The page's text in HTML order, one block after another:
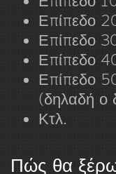
Επίπεδο
Επίπεδο
Επίπεδο
Επίπεδο
(δηλαδή ο
Κτλ.
Πώς θα